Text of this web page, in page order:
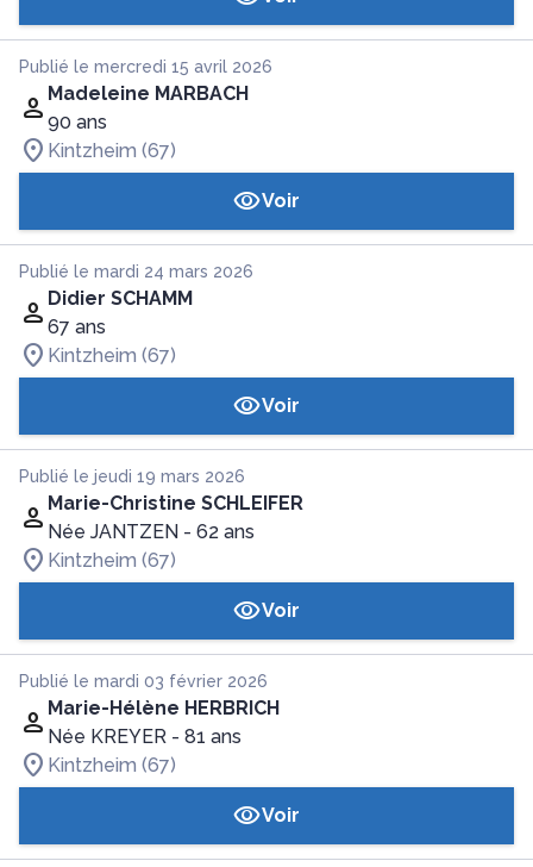
Publié le mercredi 15 avril 2026
Madeleine MARBACH
90 ans
Kintzheim (67)
Voir
Publié le mardi 24 mars 2026
Didier SCHAMM
67 ans
Kintzheim (67)
Voir
Publié le jeudi 19 mars 2026
Marie-Christine SCHLEIFER
Née JANTZEN - 62 ans
Kintzheim (67)
Voir
Publié le mardi 03 février 2026
Marie-Hélène HERBRICH
Née KREYER - 81 ans
Kintzheim (67)
Voir